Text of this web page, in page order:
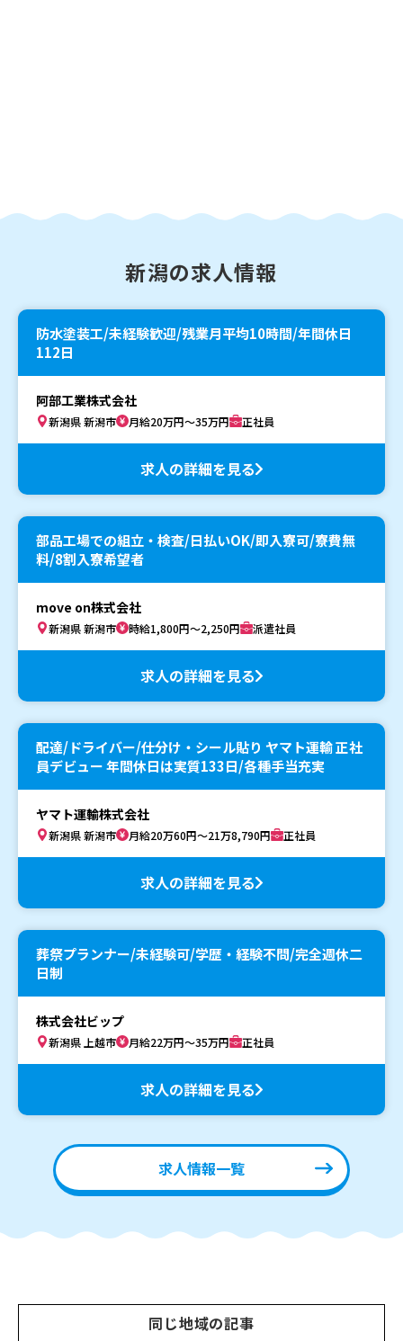
新潟の求人情報
防水塗装工/未経験歓迎/残業月平均10時間/年間休日
112日
阿部工業株式会社
新潟県 新潟市 月給20万円～35万円 正社員
求人の詳細を見る
部品工場での組立・検査/日払いOK/即入寮可/寮費無
料/8割入寮希望者
move on株式会社
新潟県 新潟市 時給1,800円～2,250円 派遣社員
求人の詳細を見る
配達/ドライバー/仕分け・シール貼り ヤマト運輸 正社
員デビュー 年間休日は実質133日/各種手当充実
ヤマト運輸株式会社
新潟県 新潟市 月給20万60円～21万8,790円 正社員
求人の詳細を見る
葬祭プランナー/未経験可/学歴・経験不問/完全週休二
日制
株式会社ビップ
新潟県 上越市 月給22万円～35万円 正社員
求人の詳細を見る
求人情報一覧
同じ地域の記事